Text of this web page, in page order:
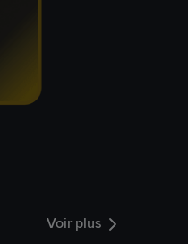
Voir plus